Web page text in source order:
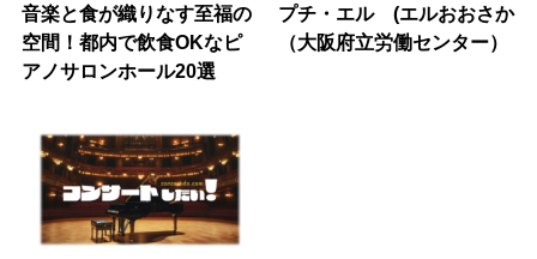
音楽と食が織りなす至福の
空間！都内で飲食OKなピ
アノサロンホール20選
プチ・エル (エルおおさか
（大阪府立労働センター）